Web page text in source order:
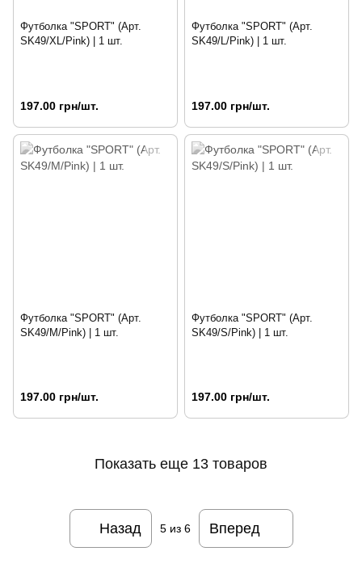
Футболка "SPORT" (Арт.
SK49/XL/Pink) | 1 шт.
197.00 грн/шт.
Футболка "SPORT" (Арт.
SK49/L/Pink) | 1 шт.
197.00 грн/шт.
Футболка "SPORT" (Арт.
SK49/M/Pink) | 1 шт.
197.00 грн/шт.
Футболка "SPORT" (Арт.
SK49/S/Pink) | 1 шт.
197.00 грн/шт.
Показать еще 13 товаров
Назад 5из 6 Вперед